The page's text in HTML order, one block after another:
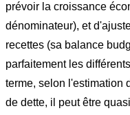
prévoir la croissance
dénominateur), et
recettes (sa balance
parfaitement les
terme, selon l'estimation
de dette, il peut être